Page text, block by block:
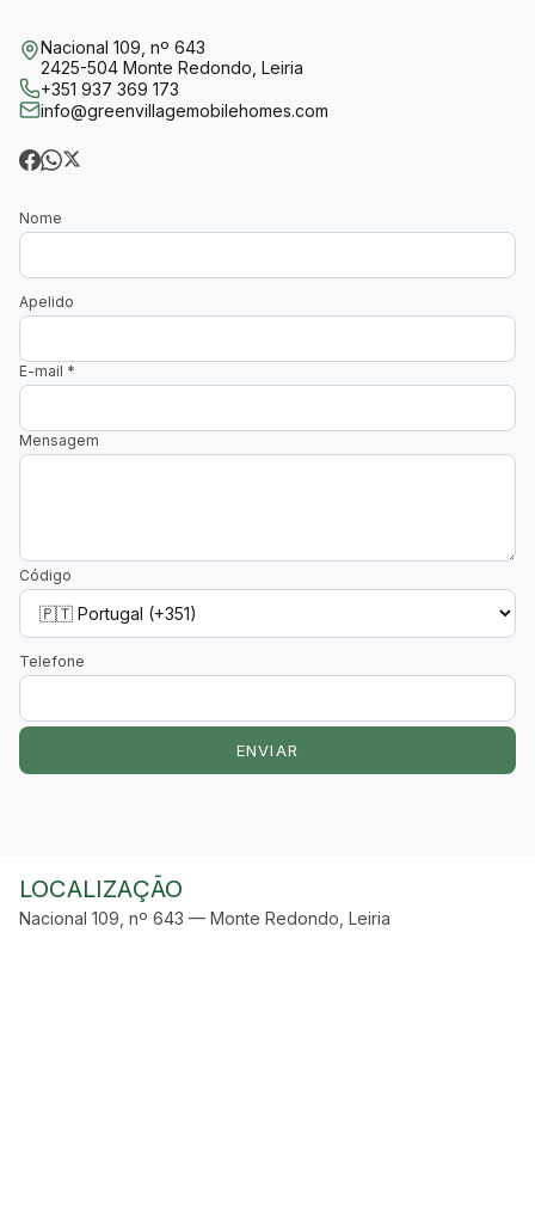
Nacional 109, nº 643
2425-504 Monte Redondo, Leiria
+351 937 369 173
info@greenvillagemobilehomes.com
Nome
Apelido
E-mail *
Mensagem
Código
Telefone
ENVIAR
LOCALIZAÇÃO
Nacional 109, nº 643 — Monte Redondo, Leiria